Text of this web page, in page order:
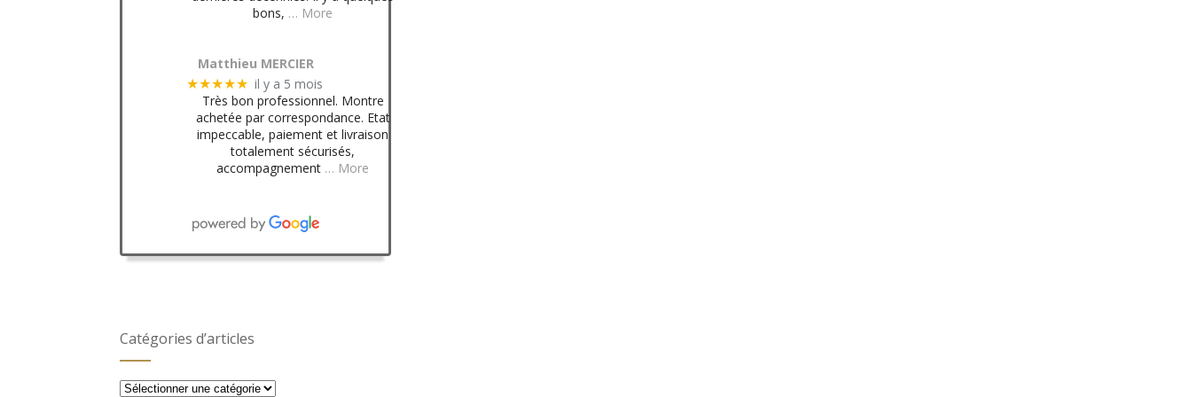
bons, … More
Matthieu MERCIER
★★★★★ il y a 5 mois
Très bon professionnel. Montre
achetée par correspondance. Etat
impeccable, paiement et livraison
totalement sécurisés,
accompagnement … More
Catégories d’articles
Catégories